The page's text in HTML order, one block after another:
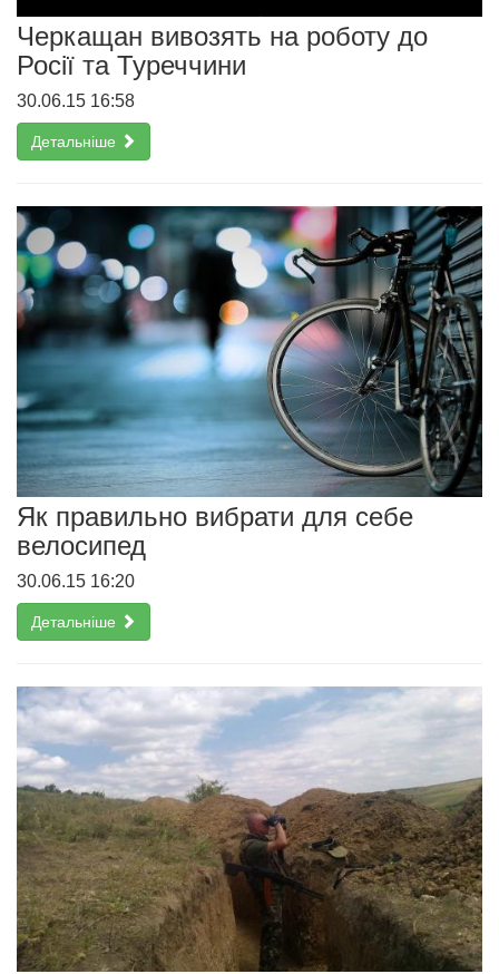
Черкащан вивозять на роботу до
Росії та Туреччини
30.06.15 16:58
Детальніше
Як правильно вибрати для себе
велосипед
30.06.15 16:20
Детальніше